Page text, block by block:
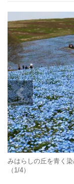
みはらしの丘を青く
（1/4）